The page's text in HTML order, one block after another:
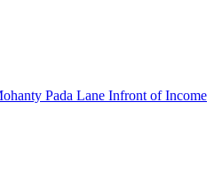
Pada Lane Infront of Income